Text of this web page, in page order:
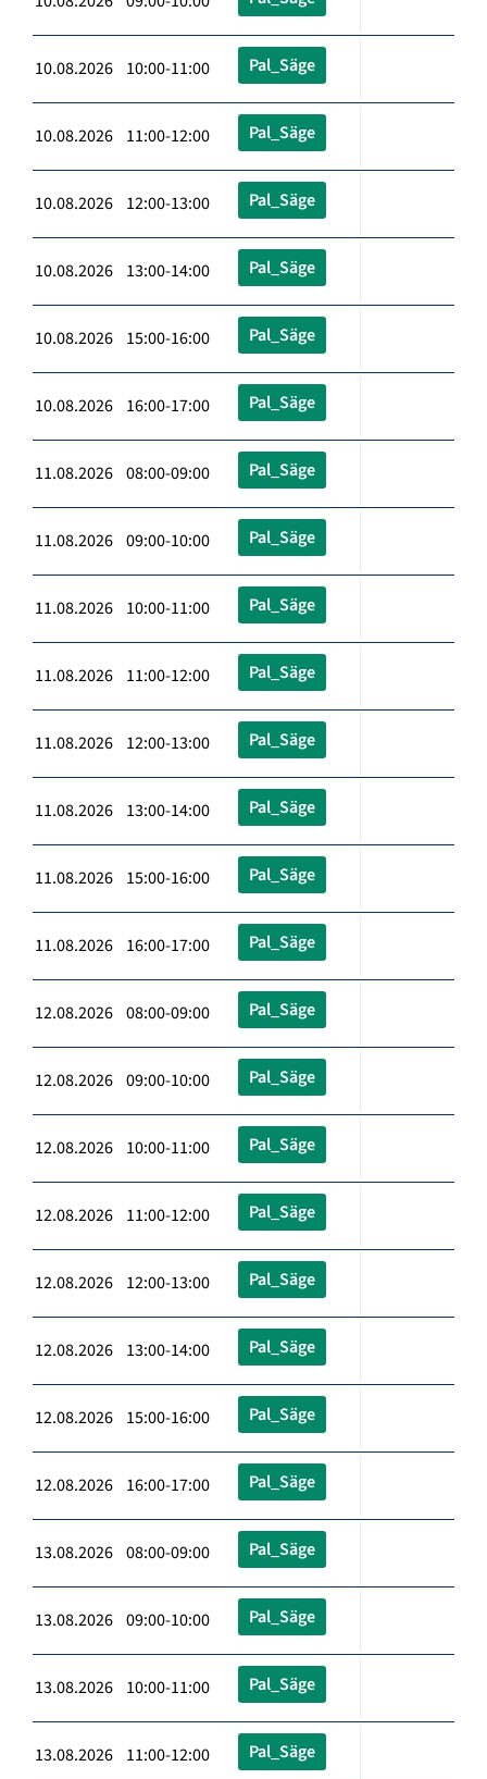
10.08.2026 10:00-11:00 Pal_Säge
10.08.2026 11:00-12:00 Pal_Säge
10.08.2026 12:00-13:00 Pal_Säge
10.08.2026 13:00-14:00 Pal_Säge
10.08.2026 15:00-16:00 Pal_Säge
10.08.2026 16:00-17:00 Pal_Säge
11.08.2026 08:00-09:00 Pal_Säge
11.08.2026 09:00-10:00 Pal_Säge
11.08.2026 10:00-11:00 Pal_Säge
11.08.2026 11:00-12:00 Pal_Säge
11.08.2026 12:00-13:00 Pal_Säge
11.08.2026 13:00-14:00 Pal_Säge
11.08.2026 15:00-16:00 Pal_Säge
11.08.2026 16:00-17:00 Pal_Säge
12.08.2026 08:00-09:00 Pal_Säge
12.08.2026 09:00-10:00 Pal_Säge
12.08.2026 10:00-11:00 Pal_Säge
12.08.2026 11:00-12:00 Pal_Säge
12.08.2026 12:00-13:00 Pal_Säge
12.08.2026 13:00-14:00 Pal_Säge
12.08.2026 15:00-16:00 Pal_Säge
12.08.2026 16:00-17:00 Pal_Säge
13.08.2026 08:00-09:00 Pal_Säge
13.08.2026 09:00-10:00 Pal_Säge
13.08.2026 10:00-11:00 Pal_Säge
13.08.2026 11:00-12:00 Pal_Säge